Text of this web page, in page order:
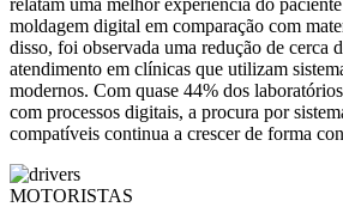
relatam uma melhor experiência do
moldagem digital em comparação com
disso, foi observada uma redução de cerca
atendimento em clínicas que utilizam
modernos. Com quase 44% dos
com processos digitais, a procura por
compatíveis continua a crescer de forma
MOTORISTAS